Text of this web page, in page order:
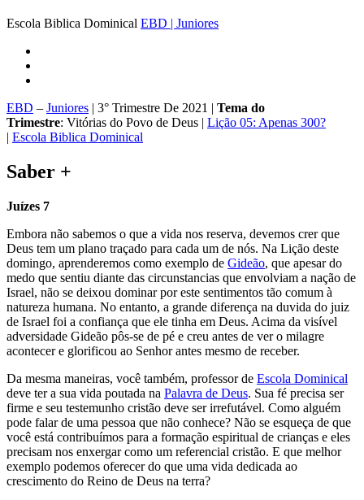
Escola Biblica Dominical EBD | Juniores
EBD – Juniores | 3° Trimestre De 2021 | Tema do
Trimestre: Vitórias do Povo de Deus | Lição 05: Apenas 300?
| Escola Biblica Dominical
Saber +
Juízes 7
Embora não sabemos o que a vida nos reserva, devemos crer que
Deus tem um plano traçado para cada um de nós. Na Lição deste
domingo, aprenderemos como exemplo de Gideão, que apesar do
medo que sentiu diante das circunstancias que envolviam a nação de
Israel, não se deixou dominar por este sentimentos tão comum à
natureza humana. No entanto, a grande diferença na duvida do juiz
de Israel foi a confiança que ele tinha em Deus. Acima da visível
adversidade Gideão pôs-se de pé e creu antes de ver o milagre
acontecer e glorificou ao Senhor antes mesmo de receber.
Da mesma maneiras, você também, professor de Escola Dominical
deve ter a sua vida poutada na Palavra de Deus. Sua fé precisa ser
firme e seu testemunho cristão deve ser irrefutável. Como alguém
pode falar de uma pessoa que não conhece? Não se esqueça de que
você está contribuímos para a formação espiritual de crianças e eles
precisam nos enxergar como um referencial cristão. E que melhor
exemplo podemos oferecer do que uma vida dedicada ao
crescimento do Reino de Deus na terra?